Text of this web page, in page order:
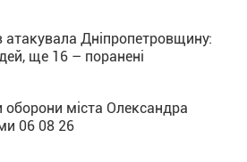
атакувала Дніпропетровщину:
ще 16 – поранені
оборони міста Олександра
06 08 26